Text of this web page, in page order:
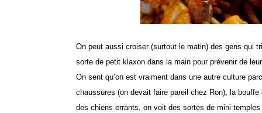
On peut aussi croiser (surtout le matin) des gens qui
sorte de petit klaxon dans la main pour prévenir de
On sent qu’on est vraiment dans une autre culture
chaussures (on devait faire pareil chez Ron), la
des chiens errants, on voit des sortes de mini